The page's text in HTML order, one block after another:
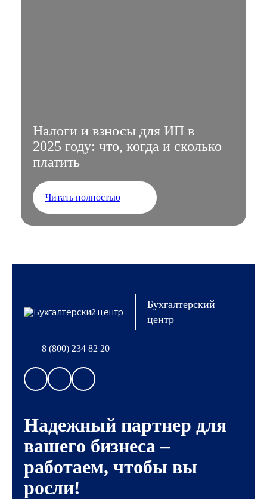
Налоги и взносы для ИП в
2025 году: что, когда и сколько
платить
Читать полностью
Бухгалтерский
центр
8 (800) 234 82 20
Надежный партнер для
вашего бизнеса –
работаем, чтобы вы
росли!